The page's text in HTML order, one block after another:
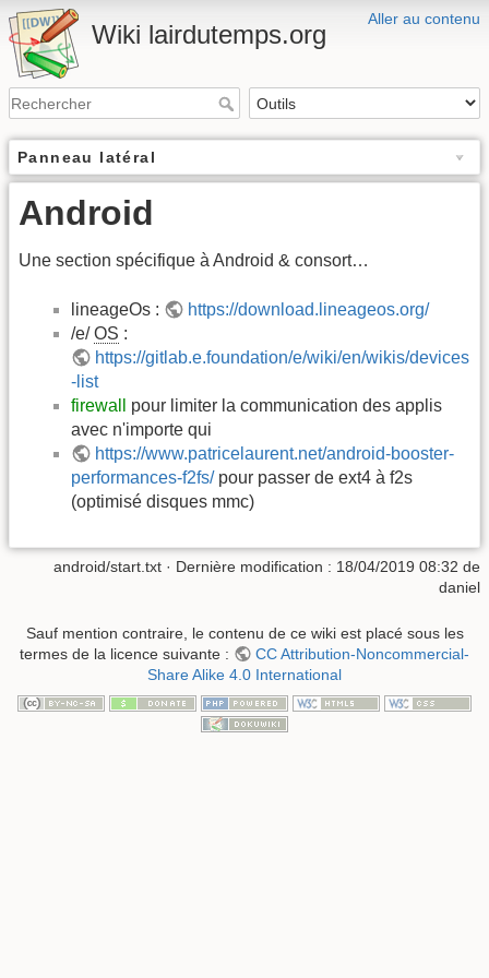
Aller au contenu
Wiki lairdutemps.org
Panneau latéral
Android
Une section spécifique à Android & consort…
lineageOs :
https://download.lineageos.org/
/e/OS :
https://gitlab.e.foundation/e/wiki/en/wikis/devices
-list
firewall
pour limiter la communication des applis
avec n'importe qui
https://www.patricelaurent.net/android-booster-
performances-f2fs/pour passer de ext4 à f2s
(optimisé disques mmc)
android/start.txt · Dernière modification : 18/04/2019 08:32 de
daniel
Sauf mention contraire, le contenu de ce wiki est placé sous les
termes de la licence suivante :
CC Attribution-Noncommercial-
Share Alike 4.0 International